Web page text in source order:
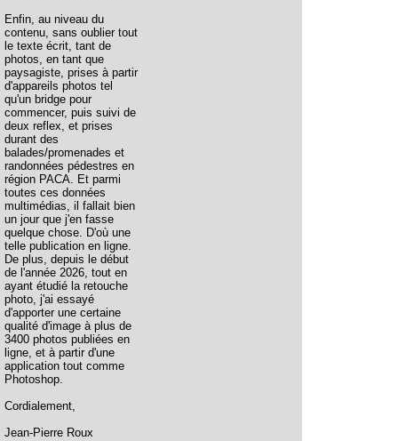
Enfin, au niveau du
contenu, sans oublier tout
le texte écrit, tant de
photos, en tant que
paysagiste, prises à partir
d'appareils photos tel
qu'un bridge pour
commencer, puis suivi de
deux reflex, et prises
durant des
balades/promenades et
randonnées pédestres en
région PACA. Et parmi
toutes ces données
multimédias, il fallait bien
un jour que j'en fasse
quelque chose. D'où une
telle publication en ligne.
De plus, depuis le début
de l'année 2026, tout en
ayant étudié la retouche
photo, j'ai essayé
d'apporter une certaine
qualité d'image à plus de
3400 photos publiées en
ligne, et à partir d'une
application tout comme
Photoshop.
Cordialement,
Jean-Pierre Roux